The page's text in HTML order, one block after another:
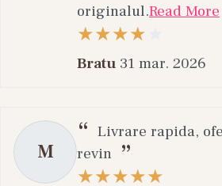
originalul.Read More
Bratu 31 mar. 2026
M
Livrare rapida,
revin